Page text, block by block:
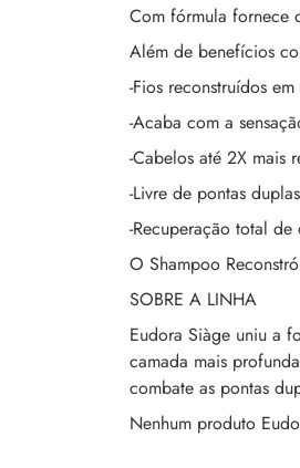
Com fórmula fornece
Além de benefícios
-Fios reconstruídos
-Acaba com a
-Cabelos até 2X mais
-Livre de pontas
-Recuperação total de
O Shampoo
SOBRE A LINHA
Eudora Siàge uniu a
camada mais
combate as pontas
Nenhum produto